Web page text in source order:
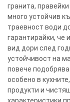
гранита,
много устойчив
траевност води
гарантирайки, че
вид дори след
устойчивост на
повече
особено в
продукти и